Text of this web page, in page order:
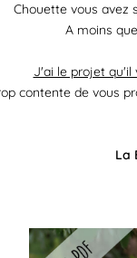
Chouette vous avez
A moins
J'ai le projet qu'il
contente de vous
La